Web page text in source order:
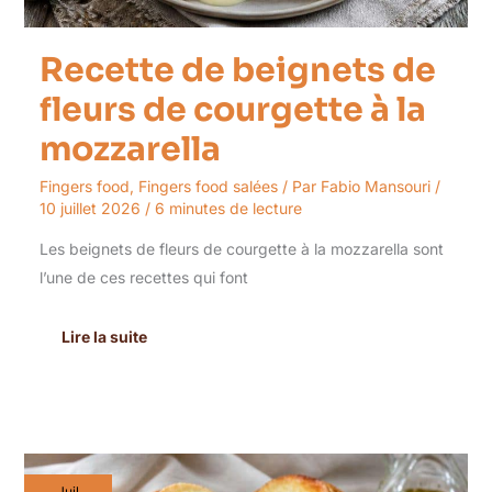
Recette de beignets de
fleurs de courgette à la
mozzarella
Fingers food, Fingers food salées/ Par Fabio Mansouri /
10 juillet 2026 / 6 minutes de lecture
Les beignets de fleurs de courgette à la mozzarella sont
l’une de ces recettes qui font
Lire la suite
Recette